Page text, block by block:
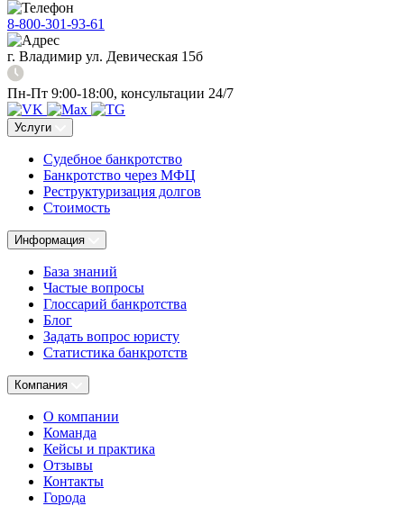
8-800-301-93-61
г. Владимир ул. Девическая 15б
Пн-Пт 9:00-18:00, консультации 24/7
Услуги
Судебное банкротство
Банкротство через МФЦ
Реструктуризация долгов
Стоимость
Информация
База знаний
Частые вопросы
Глоссарий банкротства
Блог
Задать вопрос юристу
Статистика банкротств
Компания
О компании
Команда
Кейсы и практика
Отзывы
Контакты
Города